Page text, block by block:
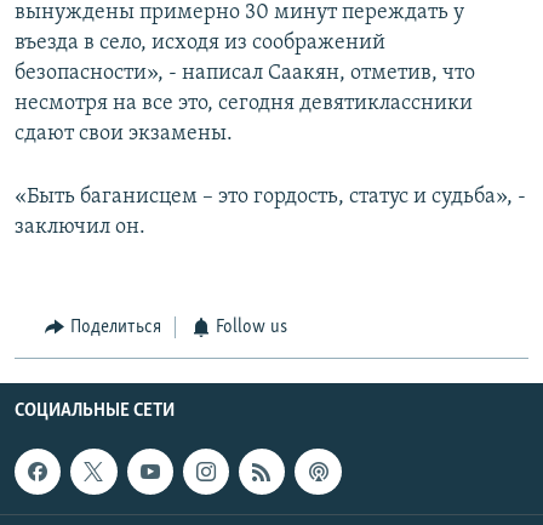
вынуждены примерно 30 минут переждать у
въезда в село, исходя из соображений
безопасности», - написал Саакян, отметив, что
несмотря на все это, сегодня девятиклассники
сдают свои экзамены.
«Быть баганисцем – это гордость, статус и судьба», -
заключил он.
Поделиться Follow us
СОЦИАЛЬНЫЕ СЕТИ